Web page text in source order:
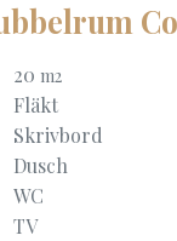
20 m2
Fläkt
Skrivbord
Dusch
WC
TV